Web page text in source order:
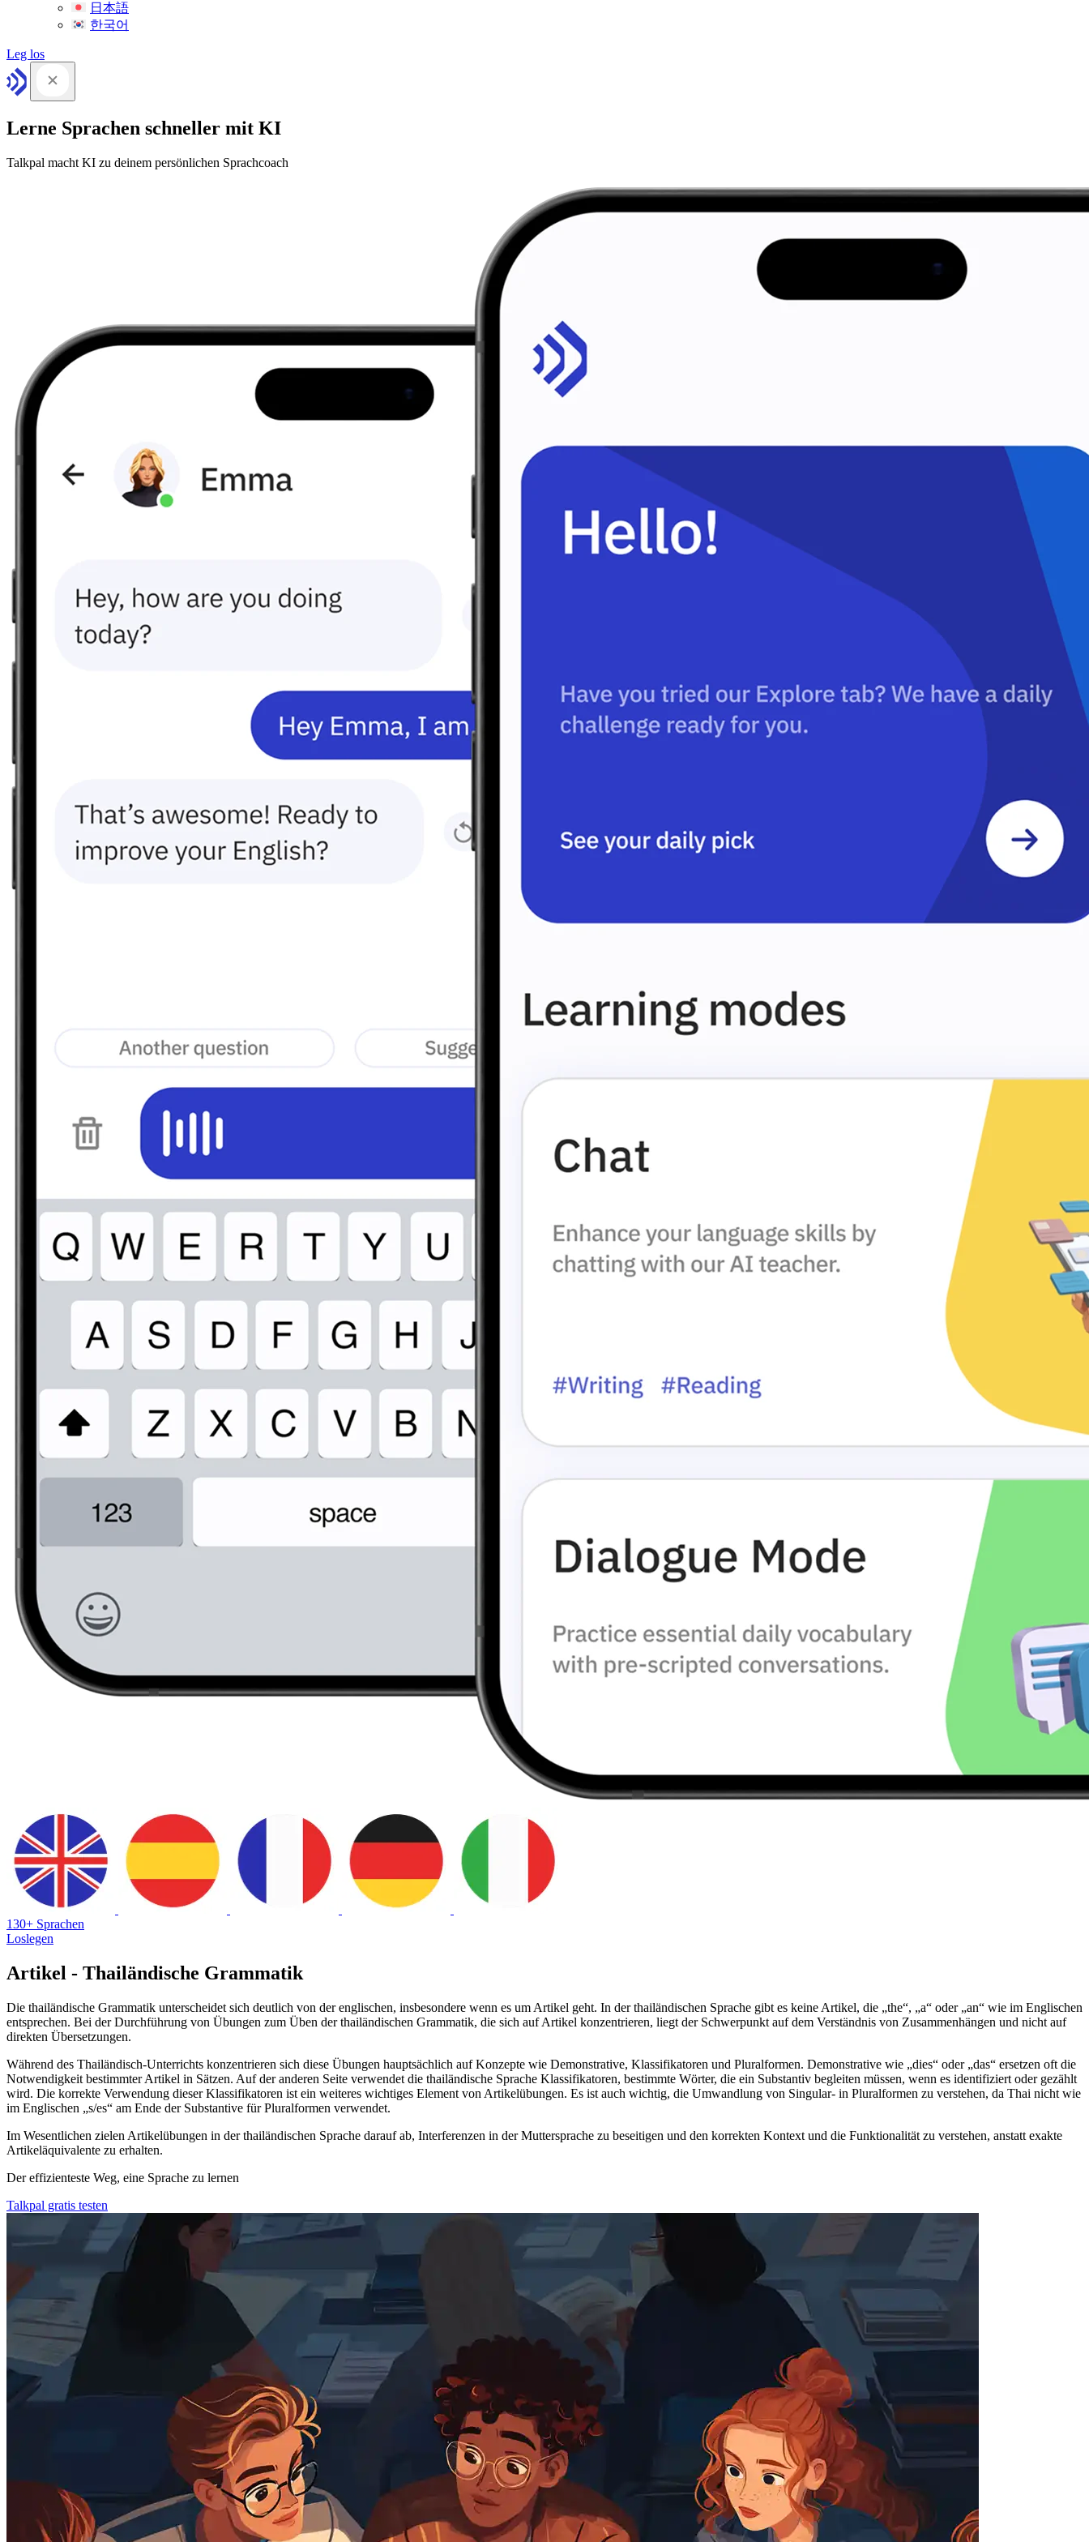
日本語
한국어
Leg los
Lerne Sprachen schneller mit KI
Talkpal macht KI zu deinem persönlichen Sprachcoach
130+ Sprachen
Loslegen
Artikel - Thailändische Grammatik
Die thailändische Grammatik unterscheidet sich deutlich von der englischen, insbesondere wenn es um Artikel geht. In der thailändischen Sprache gibt es keine Artikel, die „the“, „a“ oder „an“ wie im Englischen
entsprechen. Bei der Durchführung von Übungen zum Üben der thailändischen Grammatik, die sich auf Artikel konzentrieren, liegt der Schwerpunkt auf dem Verständnis von Zusammenhängen und nicht auf
direkten Übersetzungen.
Während des Thailändisch-Unterrichts konzentrieren sich diese Übungen hauptsächlich auf Konzepte wie Demonstrative, Klassifikatoren und Pluralformen. Demonstrative wie „dies“ oder „das“ ersetzen oft die
Notwendigkeit bestimmter Artikel in Sätzen. Auf der anderen Seite verwendet die thailändische Sprache Klassifikatoren, bestimmte Wörter, die ein Substantiv begleiten müssen, wenn es identifiziert oder gezählt
wird. Die korrekte Verwendung dieser Klassifikatoren ist ein weiteres wichtiges Element von Artikelübungen. Es ist auch wichtig, die Umwandlung von Singular- in Pluralformen zu verstehen, da Thai nicht wie
im Englischen „s/es“ am Ende der Substantive für Pluralformen verwendet.
Im Wesentlichen zielen Artikelübungen in der thailändischen Sprache darauf ab, Interferenzen in der Muttersprache zu beseitigen und den korrekten Kontext und die Funktionalität zu verstehen, anstatt exakte
Artikeläquivalente zu erhalten.
Der effizienteste Weg, eine Sprache zu lernen
Talkpal gratis testen